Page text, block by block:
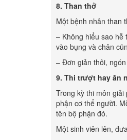
8. Than thở
Một bệnh nhân than
– Không hiểu sao hễ
vào bụng và chân
– Đơn giản thôi,
9. Thi trượt hay ăn
Trong kỳ thi môn
phận cơ thể người.
tên bộ phận đó.
Một sinh viên lên,